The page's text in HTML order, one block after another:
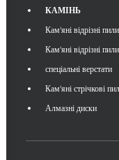
КАМІНЬ
Кам'яні відрізні
Кам'яні відрізні
спеціальні верстати
Кам'яні стрічкові
Алмазні диски